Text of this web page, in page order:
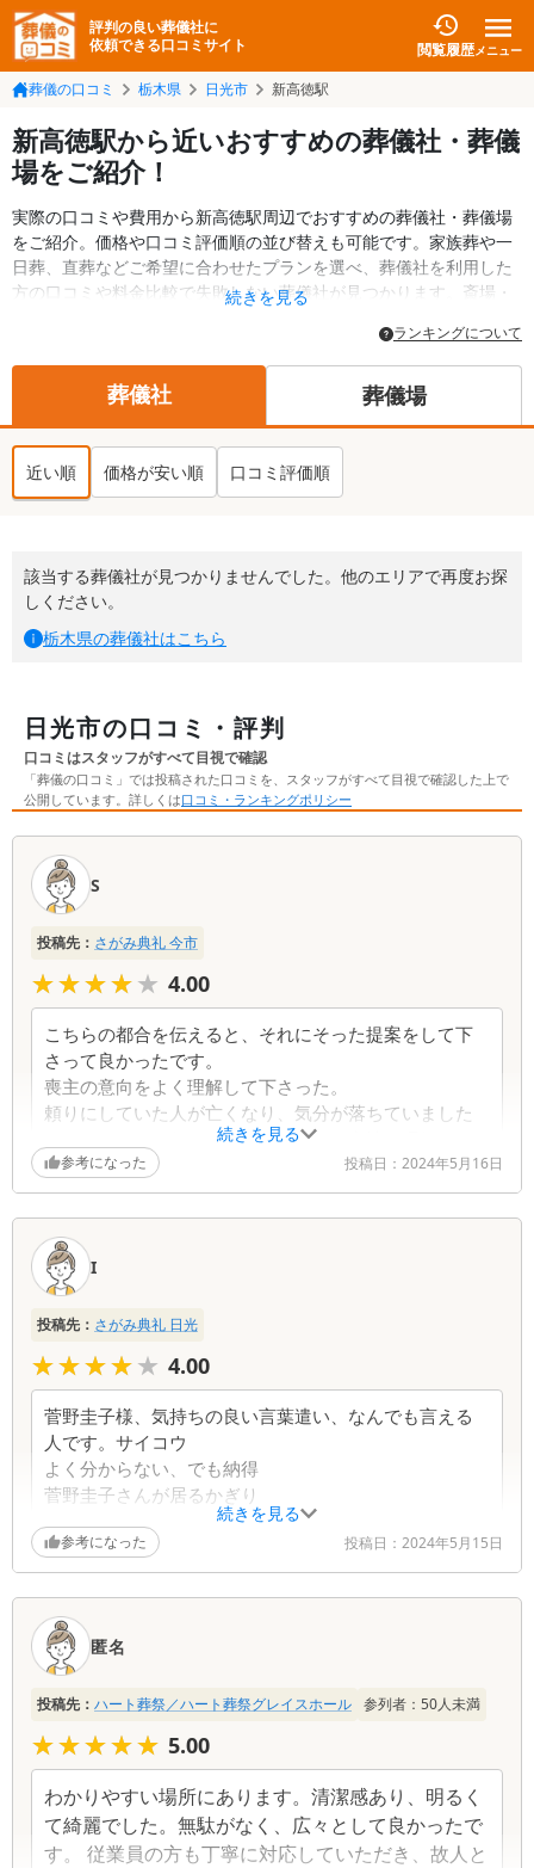
評判の良い葬儀社に
依頼できる口コミサイト
閲覧履歴メニュー
葬儀の口コミ 栃木県 日光市 新高徳駅
新高徳駅から近いおすすめの葬儀社・葬儀
場をご紹介！
実際の口コミや費用から新高徳駅周辺でおすすめの葬儀社・葬儀場
をご紹介。価格や口コミ評価順の並び替えも可能です。家族葬や一
日葬、直葬などご希望に合わせたプランを選べ、葬儀社を利用した
方の口コミや料金比較で失敗しない葬儀社が見つかります。斎場・
報も掲載しています。24時間の相談受付で深夜・早朝でも対応可能
です。
続きを見る
ランキングについて
葬儀社 葬儀場
近い順 価格が安い順 口コミ評価順
該当する葬儀社が見つかりませんでした。他のエリアで再度お探
しください。
栃木県の葬儀社はこちら
日光市の口コミ・評判
口コミはスタッフがすべて目視で確認
「葬儀の口コミ」では投稿された口コミを、スタッフがすべて目視で確認した上で
公開しています。詳しくは口コミ・ランキングポリシー
続きを見る
S
投稿先： さがみ典礼 今市
★★★★★
★★★★★ 4.00
こちらの都合を伝えると、それにそった提案をして下
さって良かったです。
喪主の意向をよく理解して下さった。
頼りにしていた人が亡くなり、気分が落ちていました
が、そのことを伝えると、とてもよく心情を理解して
下さって、喪主を助けて下さった方がいました。あり
がとうございました。
トイレがきれいでした。
白一色でなかったので、その方が安心できました。
こちらの希望を受けた提案をして下さった。感謝して
おります。
参考になった 投稿日： 2024年5月16日
続きを見る
I
投稿先： さがみ典礼 日光
★★★★★
★★★★★ 4.00
菅野圭子様、気持ちの良い言葉遣い、なんでも言える
人です。サイコウ
よく分からない、でも納得
菅野圭子さんが居るかぎり
参考になった 投稿日： 2024年5月15日
匿名
投稿先： ハート葬祭／ハート葬祭グレイスホール 参列者： 50人未満
★★★★★
★★★★★ 5.00
わかりやすい場所にあります。清潔感あり、明るく
て綺麗でした。無駄がなく、広々として良かったで
す。 従業員の方も丁寧に対応していただき、故人と